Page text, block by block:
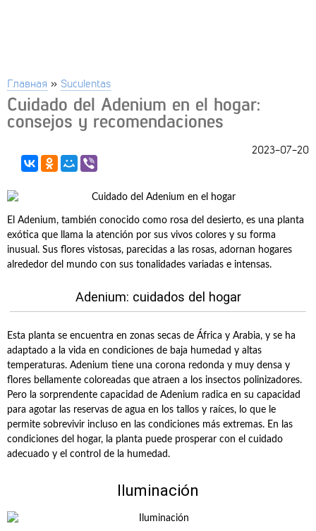
Главная » Suculentas
Cuidado del Adenium en el hogar:
consejos y recomendaciones
2023-07-20
El Adenium, también conocido como rosa del desierto, es una planta
exótica que llama la atención por sus vivos colores y su forma
inusual. Sus flores vistosas, parecidas a las rosas, adornan hogares
alrededor del mundo con sus tonalidades variadas e intensas.
Adenium: cuidados del hogar
Esta planta se encuentra en zonas secas de África y Arabia, y se ha
adaptado a la vida en condiciones de baja humedad y altas
temperaturas. Adenium tiene una corona redonda y muy densa y
flores bellamente coloreadas que atraen a los insectos polinizadores.
Pero la sorprendente capacidad de Adenium radica en su capacidad
para agotar las reservas de agua en los tallos y raíces, lo que le
permite sobrevivir incluso en las condiciones más extremas. En las
condiciones del hogar, la planta puede prosperar con el cuidado
adecuado y el control de la humedad.
Iluminación